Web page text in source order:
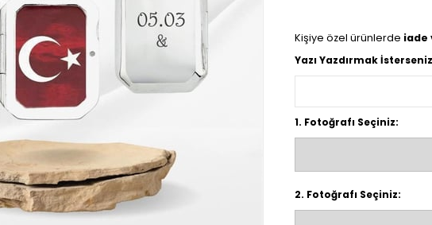
Kişiye özel ürünlerde iade
Yazı Yazdırmak
1. Fotoğrafı Seçiniz:
2. Fotoğrafı Seçiniz: